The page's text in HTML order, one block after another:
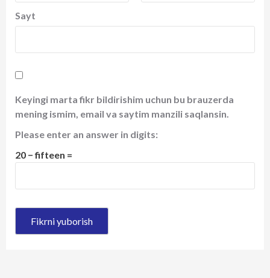
Sayt
Keyingi marta fikr bildirishim uchun bu brauzerda
mening ismim, email va saytim manzili saqlansin.
Please enter an answer in digits:
20 − fifteen =